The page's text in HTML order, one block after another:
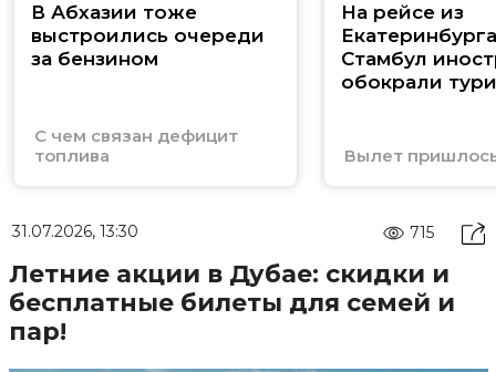
В Абхазии тоже
выстроились очереди
за бензином
С чем связан дефицит
топлива
На рейсе из
Стамбул
обокрали
Вылет
31.07.2026, 13:30 715
Летние акции в Дубае: скидки и
бесплатные билеты для семей и
пар!